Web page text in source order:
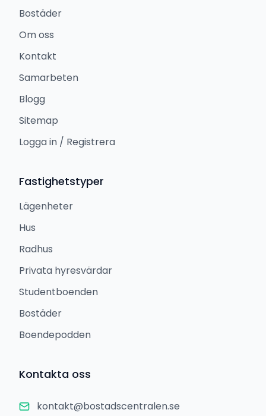
Bostäder
Om oss
Kontakt
Samarbeten
Blogg
Sitemap
Logga in / Registrera
Fastighetstyper
Lägenheter
Hus
Radhus
Privata hyresvärdar
Studentboenden
Bostäder
Boendepodden
Kontakta oss
kontakt@bostadscentralen.se